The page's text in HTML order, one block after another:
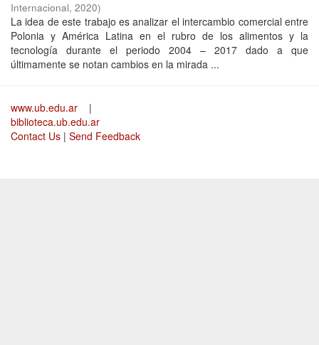
Internacional, 2020)
La idea de este trabajo es analizar el intercambio comercial entre
Polonia y América Latina en el rubro de los alimentos y la
tecnología durante el periodo 2004 – 2017 dado a que
últimamente se notan cambios en la mirada ...
www.ub.edu.ar
|
biblioteca.ub.edu.ar
Contact Us | Send Feedback